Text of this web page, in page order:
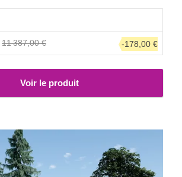
d'espace libre pour un accès
rangements.
11 387,00 € -178,00 €
Voir le produit